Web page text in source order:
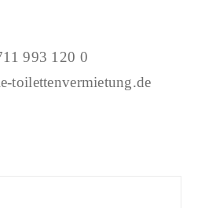
993 120 0
toilettenvermietung.de